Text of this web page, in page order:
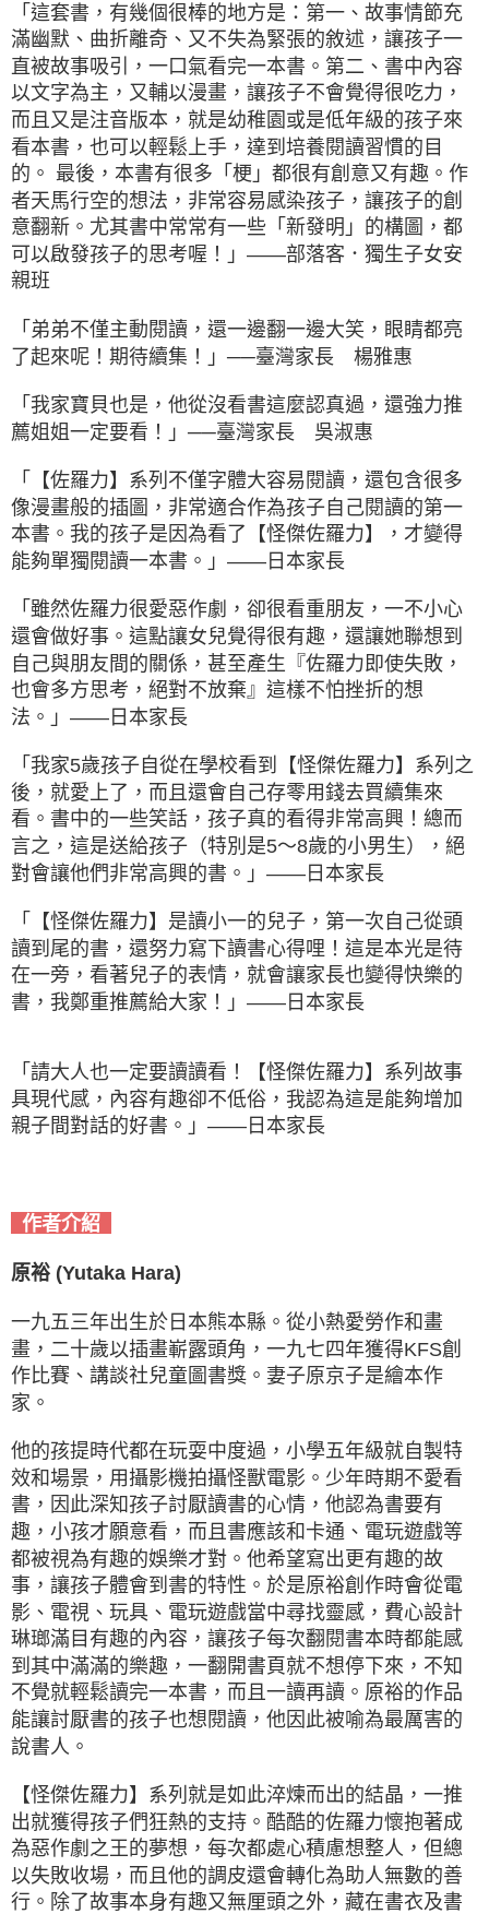
「這套書，有幾個很棒的地方是：第一、故事情節充
滿幽默、曲折離奇、又不失為緊張的敘述，讓孩子一
直被故事吸引，一口氣看完一本書。第二、書中內容
以文字為主，又輔以漫畫，讓孩子不會覺得很吃力，
而且又是注音版本，就是幼稚園或是低年級的孩子來
看本書，也可以輕鬆上手，達到培養閱讀習慣的目
的。 最後，本書有很多「梗」都很有創意又有趣。作
者天馬行空的想法，非常容易感染孩子，讓孩子的創
意翻新。尤其書中常常有一些「新發明」的構圖，都
可以啟發孩子的思考喔！」——部落客．獨生子女安
親班
「弟弟不僅主動閱讀，還一邊翻一邊大笑，眼睛都亮
了起來呢！期待續集！」──臺灣家長 楊雅惠
「我家寶貝也是，他從沒看書這麼認真過，還強力推
薦姐姐一定要看！」──臺灣家長 吳淑惠
「【佐羅力】系列不僅字體大容易閱讀，還包含很多
像漫畫般的插圖，非常適合作為孩子自己閱讀的第一
本書。我的孩子是因為看了【怪傑佐羅力】，才變得
能夠單獨閱讀一本書。」——日本家長
「雖然佐羅力很愛惡作劇，卻很看重朋友，一不小心
還會做好事。這點讓女兒覺得很有趣，還讓她聯想到
自己與朋友間的關係，甚至產生『佐羅力即使失敗，
也會多方思考，絕對不放棄』這樣不怕挫折的想
法。」——日本家長
「我家5歲孩子自從在學校看到【怪傑佐羅力】系列之
後，就愛上了，而且還會自己存零用錢去買續集來
看。書中的一些笑話，孩子真的看得非常高興！總而
言之，這是送給孩子（特別是5〜8歲的小男生），絕
對會讓他們非常高興的書。」——日本家長
「【怪傑佐羅力】是讀小一的兒子，第一次自己從頭
讀到尾的書，還努力寫下讀書心得哩！這是本光是待
在一旁，看著兒子的表情，就會讓家長也變得快樂的
書，我鄭重推薦給大家！」——日本家長
「請大人也一定要讀讀看！【怪傑佐羅力】系列故事
具現代感，內容有趣卻不低俗，我認為這是能夠增加
親子間對話的好書。」——日本家長
作者介紹
原裕 (Yutaka Hara)
一九五三年出生於日本熊本縣。從小熱愛勞作和畫
畫，二十歲以插畫嶄露頭角，一九七四年獲得KFS創
作比賽、講談社兒童圖書獎。妻子原京子是繪本作
家。
他的孩提時代都在玩耍中度過，小學五年級就自製特
效和場景，用攝影機拍攝怪獸電影。少年時期不愛看
書，因此深知孩子討厭讀書的心情，他認為書要有
趣，小孩才願意看，而且書應該和卡通、電玩遊戲等
都被視為有趣的娛樂才對。他希望寫出更有趣的故
事，讓孩子體會到書的特性。於是原裕創作時會從電
影、電視、玩具、電玩遊戲當中尋找靈感，費心設計
琳瑯滿目有趣的內容，讓孩子每次翻閱書本時都能感
到其中滿滿的樂趣，一翻開書頁就不想停下來，不知
不覺就輕鬆讀完一本書，而且一讀再讀。原裕的作品
能讓討厭書的孩子也想閱讀，他因此被喻為最厲害的
說書人。
【怪傑佐羅力】系列就是如此淬煉而出的結晶，一推
出就獲得孩子們狂熱的支持。酷酷的佐羅力懷抱著成
為惡作劇之王的夢想，每次都處心積慮想整人，但總
以失敗收場，而且他的調皮還會轉化為助人無數的善
行。除了故事本身有趣又無厘頭之外，藏在書衣及書